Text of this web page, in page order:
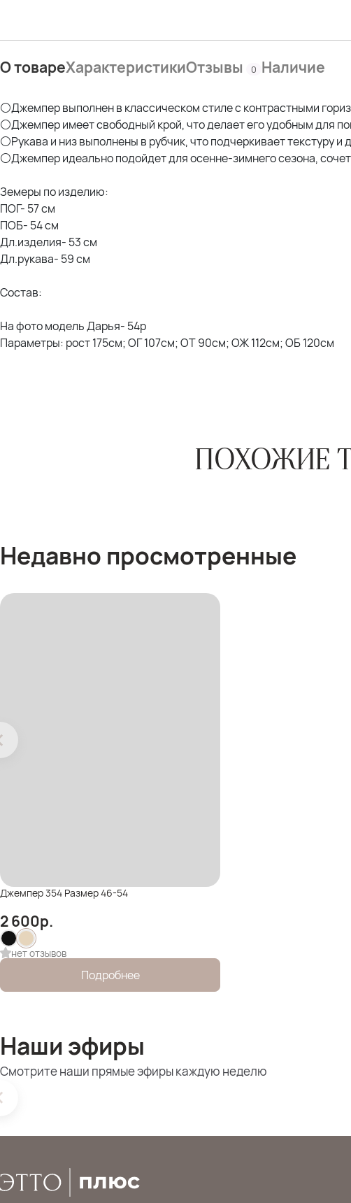
О товареХарактеристикиОтзывы 0 Наличие
⚪Джемпер выполнен в классическом стиле с контрастными
⚪Джемпер имеет свободный крой, что делает его удобным для
⚪Рукава и низ выполнены в рубчик, что подчеркивает
⚪Джемпер идеально подойдет для осенне-зимнего сезона,
Земеры по изделию:
ПОГ- 57 см
ПОБ- 54 см
Дл.изделия- 53 см
Дл.рукава- 59 см
Состав:
На фото модель Дарья- 54р
Параметры: рост 175см; ОГ 107см; ОТ 90см; ОЖ 112см; ОБ 120см
ПОХОЖИЕ
Недавно просмотренные
Джемпер 354 Размер 46-54
2 600р.
нет отзывов
Подробнее
Наши эфиры
Смотрите наши прямые эфиры каждую неделю